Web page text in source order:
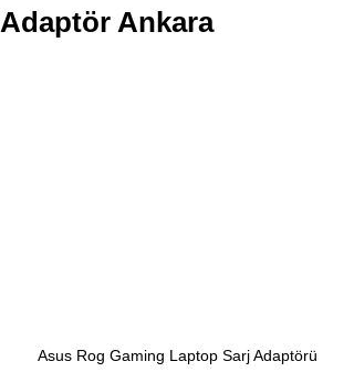
Adaptör Ankara
Asus Rog Gaming Laptop Sarj Adaptörü